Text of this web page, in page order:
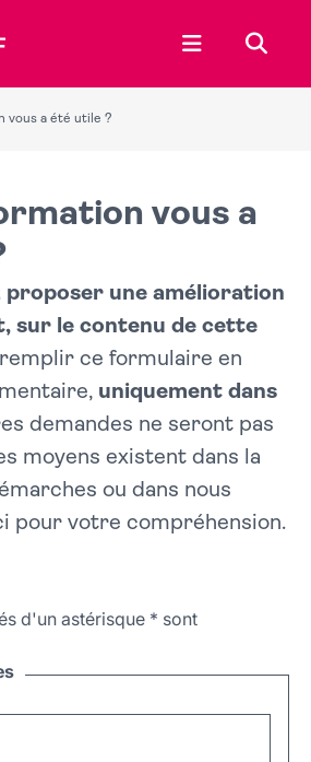
Ouvrir le
vous a été utile ?
vous a
proposer une amélioration
sur le contenu de cette
ce formulaire en
uniquement dans
demandes ne seront pas
moyens existent dans la
ou dans nous
pour votre compréhension.
d'un astérisque * sont